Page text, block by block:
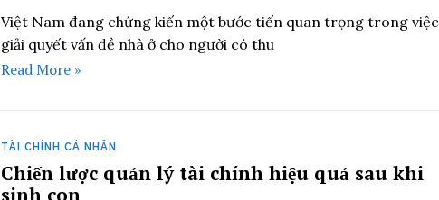
Việt Nam đang chứng kiến một bước tiến quan trọng trong việc
giải quyết vấn đề nhà ở cho người có thu
Read More »
TÀI CHÍNH CÁ NHÂN
Chiến lược quản lý tài chính hiệu quả sau khi
sinh con